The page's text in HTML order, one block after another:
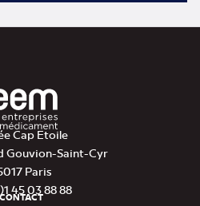
Cap Etoile
Gouvion-Saint-Cyr
Paris
45 03 88 88